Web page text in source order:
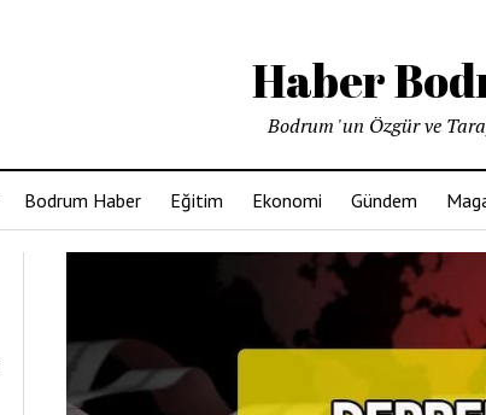
Haber
Bodrum 'un Özgür ve
Bodrum Haber Eğitim Ekonomi Gündem